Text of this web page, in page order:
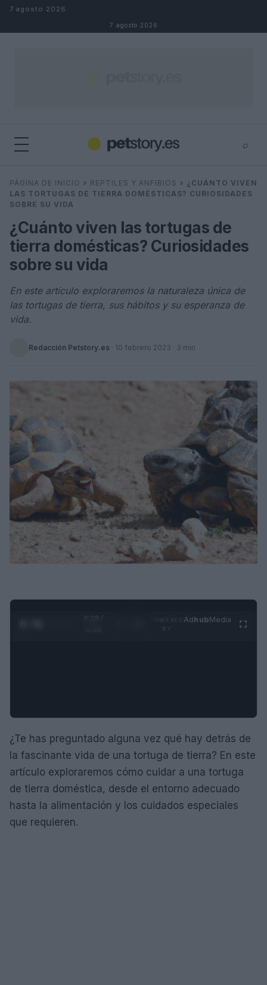
Saltar al contenido
7 agosto 2026
7 agosto 2026
⌕
Buscar ⌕ ×
PÁGINA DE INICIO » REPTILES Y ANFIBIOS » ¿CUÁNTO VIVEN
LAS TORTUGAS DE TIERRA DOMÉSTICAS? CURIOSIDADES
SOBRE SU VIDA
¿Cuánto viven las tortugas de
tierra domésticas? Curiosidades
sobre su vida
En este artículo exploraremos la naturaleza única de
las tortugas de tierra, sus hábitos y su esperanza de
vida.
Redacción Petstory.es · 10 febrero 2023 · 3 min
0:29 /
AdhubMedia
¿Te has preguntado alguna vez qué hay detrás de
la fascinante vida de una tortuga de tierra? En este
artículo exploraremos cómo cuidar a una tortuga
de tierra doméstica, desde el entorno adecuado
hasta la alimentación y los cuidados especiales
que requieren.